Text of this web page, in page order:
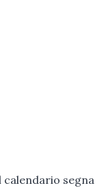
calendario segna